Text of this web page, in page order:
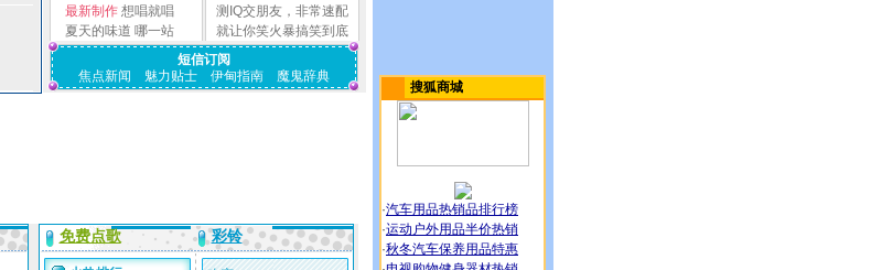
最新制作 想唱就唱
夏天的味道 哪一站
测IQ交朋友，非常速配
就让你笑火暴搞笑到底
短信订阅
焦点新闻
魅力贴士 伊甸指南 魔鬼辞典
搜狐商城
·汽车用品热销品排行榜
·运动户外用品半价热销
·秋冬汽车保养用品特惠